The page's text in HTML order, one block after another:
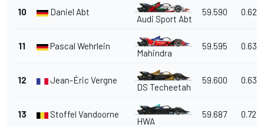
10 Daniel Abt
Audi Sport Abt
59.590 0.627
11 Pascal Wehrlein
Mahindra
59.595 0.632
12 Jean-Éric Vergne
DS Techeetah
59.600 0.637
13 Stoffel Vandoorne
HWA
59.687 0.724